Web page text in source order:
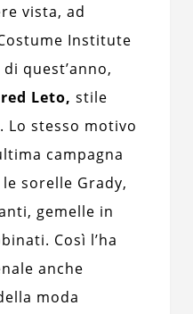
vista, ad
Institute
quest’anno,
Leto, stile
Lo stesso motivo
campagna
sorelle Grady,
gemelle in
Così l’ha
anche
moda